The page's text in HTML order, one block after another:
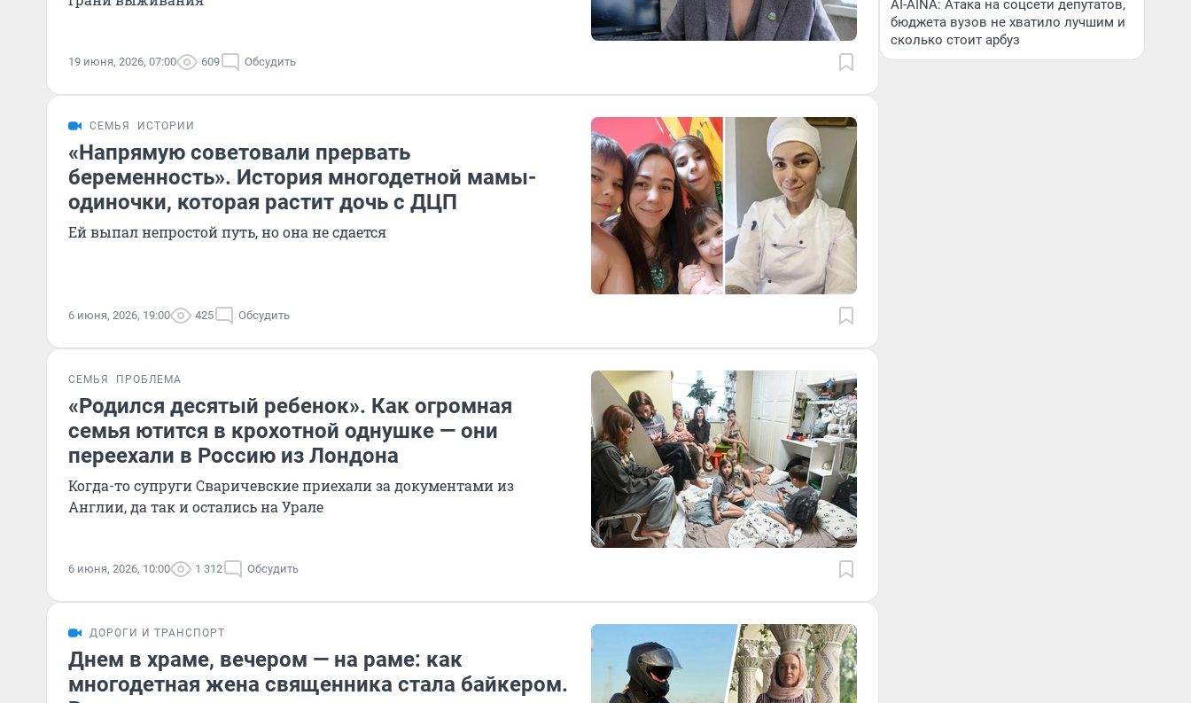
19 июня, 2026, 07:00 609 Обсудить
СЕМЬЯ ИСТОРИИ
«Напрямую советовали прервать
беременность». История многодетной мамы-
одиночки, которая растит дочь с ДЦП
Ей выпал непростой путь, но она не сдается
6 июня, 2026, 19:00 425 Обсудить
СЕМЬЯ ПРОБЛЕМА
«Родился десятый ребенок». Как огромная
семья ютится в крохотной однушке — они
переехали в Россию из Лондона
Когда-то супруги Сваричевские приехали за документами из
Англии, да так и остались на Урале
6 июня, 2026, 10:00 1 312 Обсудить
ДОРОГИ И ТРАНСПОРТ
Днем в храме, вечером — на раме: как
многодетная жена священника стала байкером.
AI-AINA: Атака на соцсети депутатов,
бюджета вузов не хватило лучшим и
сколько стоит арбуз